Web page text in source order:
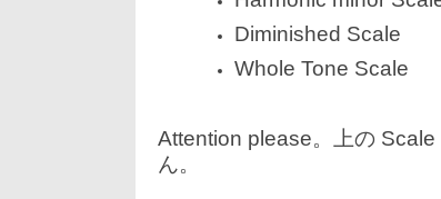
Diminished Scale
Whole Tone Scale
Attention please。上の
ん。